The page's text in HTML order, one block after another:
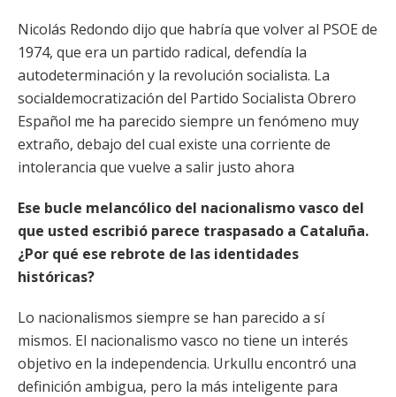
Nicolás Redondo dijo que habría que volver al PSOE de
1974, que era un partido radical, defendía la
autodeterminación y la revolución socialista. La
socialdemocratización del Partido Socialista Obrero
Español me ha parecido siempre un fenómeno muy
extraño, debajo del cual existe una corriente de
intolerancia que vuelve a salir justo ahora
Ese bucle melancólico del nacionalismo vasco del
que usted escribió parece traspasado a Cataluña.
¿Por qué ese rebrote de las identidades
históricas?
Lo nacionalismos siempre se han parecido a sí
mismos. El nacionalismo vasco no tiene un interés
objetivo en la independencia. Urkullu encontró una
definición ambigua, pero la más inteligente para